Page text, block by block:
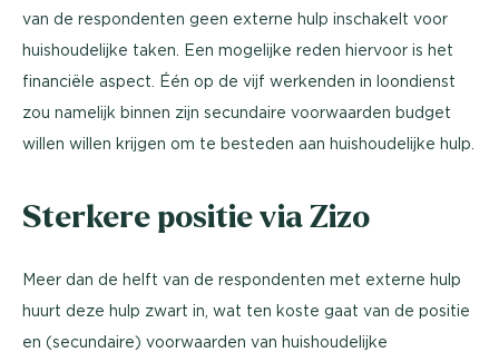
van de respondenten geen externe hulp inschakelt voor
huishoudelijke taken. Een mogelijke reden hiervoor is het
financiële aspect. Één op de vijf werkenden in loondienst
zou namelijk binnen zijn secundaire voorwaarden budget
willen willen krijgen om te besteden aan huishoudelijke hulp.
Sterkere positie via Zizo
Meer dan de helft van de respondenten met externe hulp
huurt deze hulp zwart in, wat ten koste gaat van de positie
en (secundaire) voorwaarden van huishoudelijke